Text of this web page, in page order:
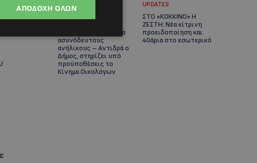
UPDATES
δημιουργία δομών για
ασυνόδευτους
ανήλικους – Αντιδρά ο
Δήμος, στηρίζει υπό
προϋποθέσεις το
Κίνημα Οικολόγων
UPDATES
ΣΤΟ «ΚΟΚΚΙΝΟ» Η
ΖΕΣΤΗ: Νέα κίτρινη
προειδοποίηση και
40άρια στο εσωτερικό
ΑΠΟΔΟΧΉ ΌΛΩΝ